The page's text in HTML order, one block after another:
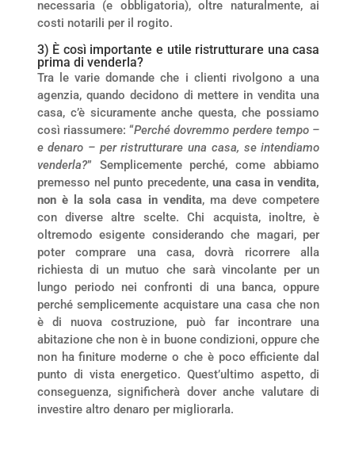
necessaria (e obbligatoria), oltre naturalmente, ai
costi notarili per il rogito.
3) È così importante e utile ristrutturare una casa
prima di venderla?
Tra le varie domande che i clienti rivolgono a una
agenzia, quando decidono di mettere in vendita una
casa, c’è sicuramente anche questa, che possiamo
così riassumere: “Perché dovremmo perdere tempo –
e denaro – per ristrutturare una casa, se intendiamo
venderla?” Semplicemente perché, come abbiamo
premesso nel punto precedente, una casa in vendita,
non è la sola casa in vendita, ma deve competere
con diverse altre scelte. Chi acquista, inoltre, è
oltremodo esigente considerando che magari, per
poter comprare una casa, dovrà ricorrere alla
richiesta di un mutuo che sarà vincolante per un
lungo periodo nei confronti di una banca, oppure
perché semplicemente acquistare una casa che non
è di nuova costruzione, può far incontrare una
abitazione che non è in buone condizioni, oppure che
non ha finiture moderne o che è poco efficiente dal
punto di vista energetico. Quest’ultimo aspetto, di
conseguenza, significherà dover anche valutare di
investire altro denaro per migliorarla.